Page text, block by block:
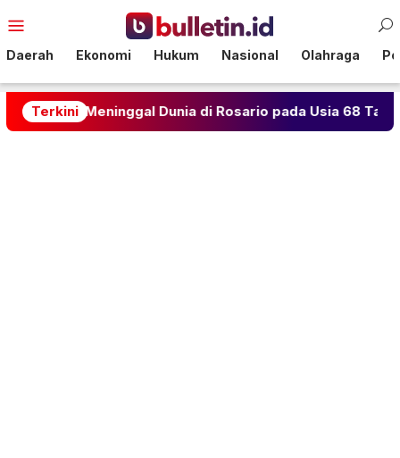
ke
Mobile
Daerah Ekonomi Hukum Nasional Olahraga
TerkiniDunia di Rosario pada Usia 68 Tahun